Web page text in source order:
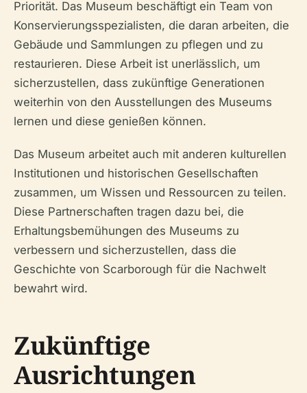
Priorität. Das Museum beschäftigt ein Team von
Konservierungsspezialisten, die daran arbeiten, die
Gebäude und Sammlungen zu pflegen und zu
restaurieren. Diese Arbeit ist unerlässlich, um
sicherzustellen, dass zukünftige Generationen
weiterhin von den Ausstellungen des Museums
lernen und diese genießen können.
Das Museum arbeitet auch mit anderen kulturellen
Institutionen und historischen Gesellschaften
zusammen, um Wissen und Ressourcen zu teilen.
Diese Partnerschaften tragen dazu bei, die
Erhaltungsbemühungen des Museums zu
verbessern und sicherzustellen, dass die
Geschichte von Scarborough für die Nachwelt
bewahrt wird.
Zukünftige
Ausrichtungen